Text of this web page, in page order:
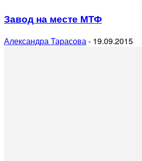
Завод на месте МТФ
Александра Тарасова- 19.09.2015